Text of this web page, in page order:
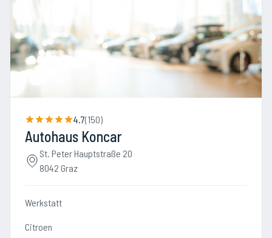
4.7(150)
Autohaus Koncar
St. Peter Hauptstraße 20
8042 Graz
Werkstatt
Citroen